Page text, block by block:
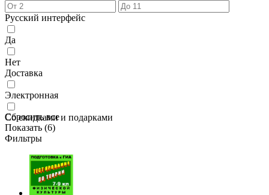
Русский интерфейс
Да
Нет
Доставка
Электронная
Со скидками и подарками
Сбросить все
Показать (6)
Фильтры